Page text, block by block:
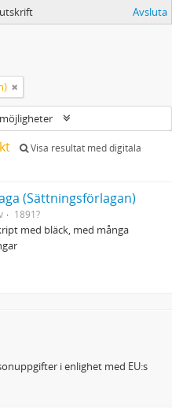
Avsluta
Visa resultat med digitala
(Sättningsförlagan)
1891?
med bläck, med många
i enlighet med EU:s